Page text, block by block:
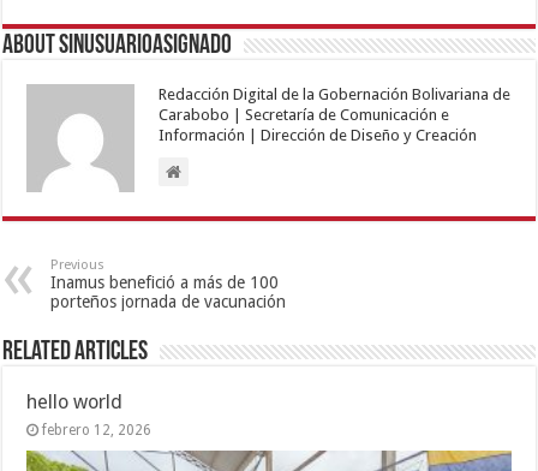
About sinusuarioasignado
Redacción Digital de la Gobernación Bolivariana de
Carabobo | Secretaría de Comunicación e
Información | Dirección de Diseño y Creación
Previous
Inamus benefició a más de 100
porteños jornada de vacunación
Related Articles
hello world
febrero 12, 2026